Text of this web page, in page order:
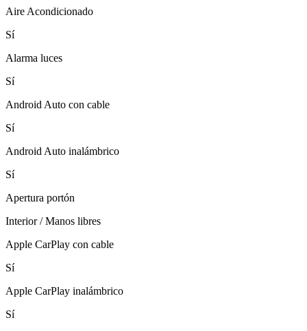
Aire Acondicionado
Sí
Alarma luces
Sí
Android Auto con cable
Sí
Android Auto inalámbrico
Sí
Apertura portón
Interior / Manos libres
Apple CarPlay con cable
Sí
Apple CarPlay inalámbrico
Sí